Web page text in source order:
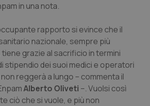
in una nota.
rapporto si evince che il
nazionale, sempre più
grazie al sacrificio in termini
stipendio dei suoi medici e operatori
reggerà a lungo – commenta il
Alberto Oliveti –. Vuolsi così
ciò che si vuole, e più non